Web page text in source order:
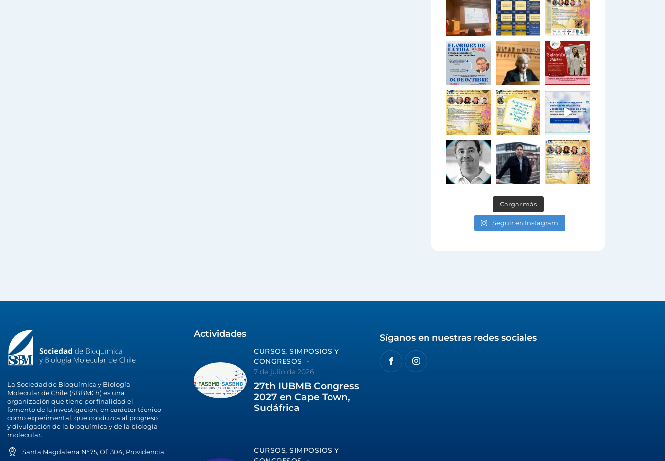
Cargar más
Seguir en Instagram
La Sociedad de Bioquímica y Biología
Molecular de Chile (SBBMCh) es una
organización que tiene por finalidad el
fomento de la investigación, en carácter técnico
como experimental, que conduzca al progreso
y divulgación de la bioquímica y de la biología
molecular.
Santa Magdalena N°75, Of. 304, Providencia
Actividades
CURSOS, SIMPOSIOS Y
CONGRESOS
7 de julio de 2026
27th IUBMB Congress
2027 en Cape Town,
Sudáfrica
CURSOS, SIMPOSIOS Y
Síganos en nuestras redes sociales